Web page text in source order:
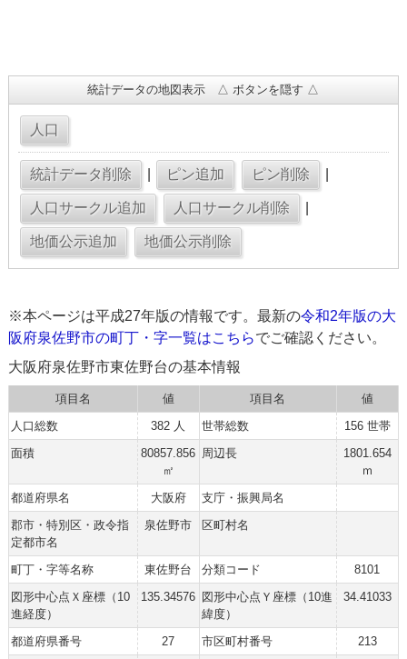
統計データの地図表示 △ ボタンを隠す △
※本ページは平成27年版の情報です。最新の令和2年版の大
阪府泉佐野市の町丁・字一覧はこちらでご確認ください。
大阪府泉佐野市東佐野台の基本情報
項目名 値 項目名
値
人口総数
382 人 世帯総数
156 世帯
面積
80857.856
㎡
周辺長
1801.654
ｍ
都道府県名
大阪府
支庁・振興局名
郡市・特別区・政令指
定都市名
泉佐野市 区町村名
町丁・字等名称 東佐野台 分類コード
8101
図形中心点Ｘ座標（10
進経度）
135.34576 図形中心点Ｙ座標（10進
緯度）
34.41033
都道府県番号 27 市区町村番号 213